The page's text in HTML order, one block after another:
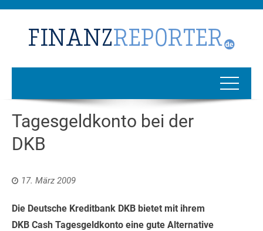
Tagesgeldkonto bei der
DKB
17. März 2009
Die Deutsche Kreditbank DKB bietet mit ihrem
DKB Cash Tagesgeldkonto eine gute Alternative